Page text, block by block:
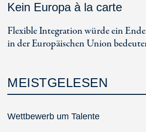
Kein Europa à la carte
Flexible Integration würde ein
in der Europäischen Union
MEISTGELESEN
Wettbewerb um Talente